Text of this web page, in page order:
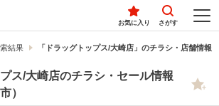
お気に入り さがす
結果 「ドラッグトップス/大崎店」のチラシ・店舗情報
ス/大崎店のチラシ・セール情報
）